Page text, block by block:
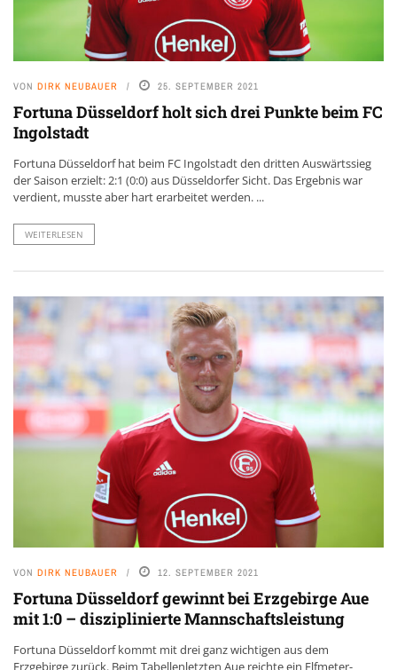
VON DIRK NEUBAUER 25. SEPTEMBER 2021
Fortuna Düsseldorf holt sich drei Punkte beim FC
Ingolstadt
Fortuna Düsseldorf hat beim FC Ingolstadt den dritten Auswärtssieg
der Saison erzielt: 2:1 (0:0) aus Düsseldorfer Sicht. Das Ergebnis war
verdient, musste aber hart erarbeitet werden. ...
WEITERLESEN
VON DIRK NEUBAUER 12. SEPTEMBER 2021
Fortuna Düsseldorf gewinnt bei Erzgebirge Aue
mit 1:0 – disziplinierte Mannschaftsleistung
Fortuna Düsseldorf kommt mit drei ganz wichtigen aus dem
Erzgebirge zurück. Beim Tabellenletzten Aue reichte ein Elfmeter-